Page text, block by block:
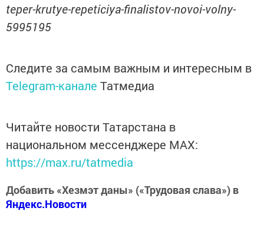
teper-krutye-repeticiya-finalistov-novoi-volny-
5995195
Следите за самым важным и интересным в
Telegram-канале Татмедиа
Читайте новости Татарстана в
национальном мессенджере MАХ:
https://max.ru/tatmedia
Добавить «Хезмэт даны» («Трудовая слава») в
Яндекс.Новости